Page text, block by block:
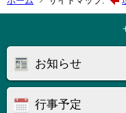
お知らせ
行事予定